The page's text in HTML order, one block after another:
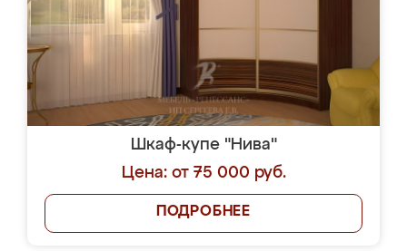
Шкаф-купе "Нива"
Цена: от 75 000 руб.
ПОДРОБНЕЕ